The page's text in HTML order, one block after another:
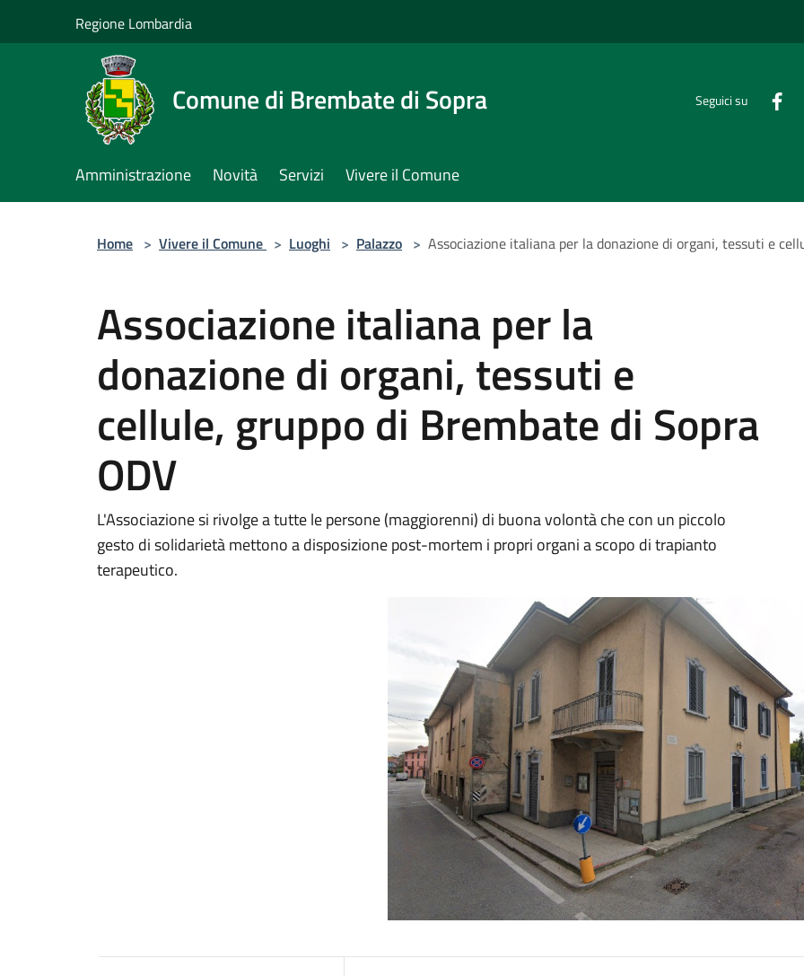
Regione Lombardia
Comune di Brembate di Sopra Seguici su
Amministrazione Novità Servizi Vivere il Comune
Home > Vivere il Comune > Luoghi > Palazzo > Associazione italiana per la donazione di organi, tessuti e
Associazione italiana per la
donazione di organi, tessuti e
cellule, gruppo di Brembate di Sopra
ODV
L'Associazione si rivolge a tutte le persone (maggiorenni) di buona volontà che con un piccolo
gesto di solidarietà mettono a disposizione post-mortem i propri organi a scopo di trapianto
terapeutico.